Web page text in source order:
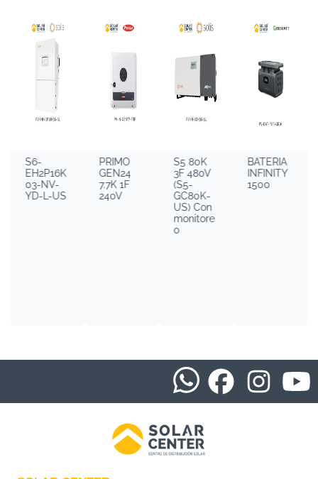
S6-
EH2P16K
03-NV-
YD-L-US
PRIMO
GEN24
7.7K 1F
240V
S5 80K
3F 480V
(S5-
GC80K-
US) Con
monitore
o
BATERIA
INFINITY
1500